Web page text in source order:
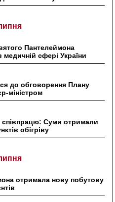
Пантелеймона
сфері України
до обговорення Плану
міністром
Суми отримали
обігріву
отримала нову побутову